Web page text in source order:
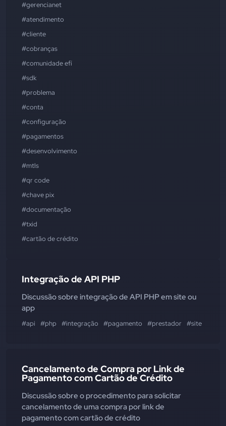
#gerencianet
#atendimento
#cliente
#cobranças
#comunidade efí
#sdk
#problema
#conta
#configuração
#pagamentos
#desenvolvimento
#mtls
#qr code
#chave pix
#documentação
#txid
#cartão de crédito
Integração de API PHP
Discussão sobre integração de API PHP em site ou
app
#api #php #integração #pagamento #prestador #site
Cancelamento de Compra por Link de
Pagamento com Cartão de Crédito
Discussão sobre o procedimento para solicitar
cancelamento de uma compra por link de
pagamento com cartão de crédito